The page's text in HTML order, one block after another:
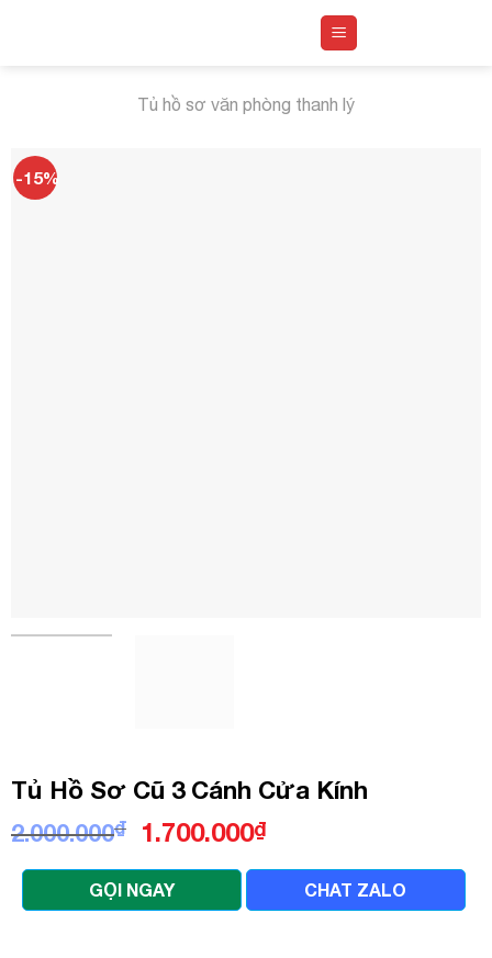
Tủ hồ sơ văn phòng thanh lý
-15%
Tủ Hồ Sơ Cũ 3 Cánh Cửa Kính
2.000.000₫
Giá
là:
2.000.000₫.
1.700.000₫Giá
là:
GỌI NGAY CHAT ZALO